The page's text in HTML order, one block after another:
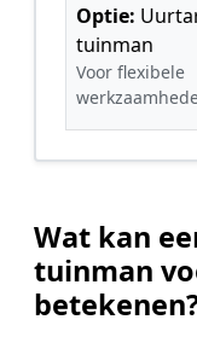
Optie:
tuinman
Voor flexibele
Wat kan
tuinman